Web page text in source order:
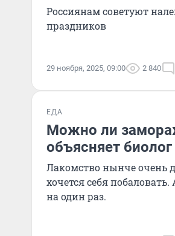
Россиянам советуют
праздников
29 ноября, 2025, 09:00 2 840
ЕДА
Можно ли
объясняет биолог
Лакомство нынче очень
хочется себя
на один раз.